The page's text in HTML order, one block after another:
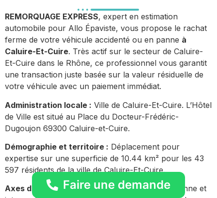
REMORQUAGE EXPRESS, expert en estimation
automobile pour Allo Épaviste, vous propose le rachat
ferme de votre véhicule accidenté ou en panne à
Caluire-Et-Cuire. Très actif sur le secteur de Caluire-
Et-Cuire dans le Rhône, ce professionnel vous garantit
une transaction juste basée sur la valeur résiduelle de
votre véhicule avec un paiement immédiat.
Administration locale : Ville de Caluire-Et-Cuire. L’Hôtel
de Ville est situé au Place du Docteur-Frédéric-
Dugoujon 69300 Caluire-et-Cuire.
Démographie et territoire : Déplacement pour
expertise sur une superficie de 10.44 km² pour les 43
597 résidents de la ville de Caluire-Et-Cuire.
Axes de circulation urbains : Présence quotidienne et
Faire une demande